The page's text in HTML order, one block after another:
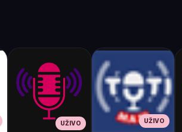
UŽIVO UŽIVO